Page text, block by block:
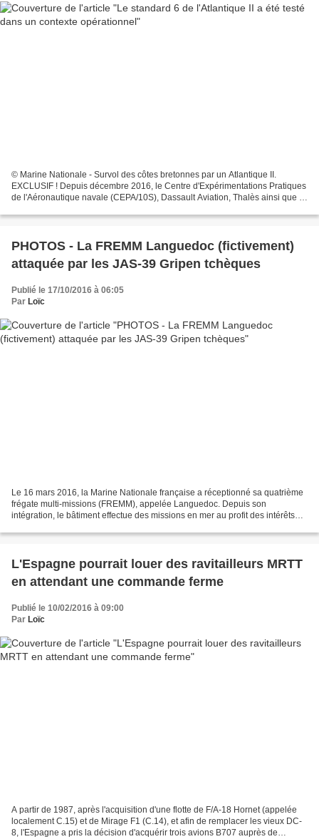
© Marine Nationale - Survol des côtes bretonnes par un Atlantique II.
EXCLUSIF ! Depuis décembre 2016, le Centre d'Expérimentations Pratiques
de l'Aéronautique navale (CEPA/10S), Dassault Aviation, Thalès ainsi que la
PHOTOS - La FREMM Languedoc (fictivement)
attaquée par les JAS-39 Gripen tchèques
Publié le 17/10/2016 à 06:05
Par Loïc
Le 16 mars 2016, la Marine Nationale française a réceptionné sa quatrième
frégate multi-missions (FREMM), appelée Languedoc. Depuis son
intégration, le bâtiment effectue des missions en mer au profit des intérêts
L'Espagne pourrait louer des ravitailleurs MRTT
en attendant une commande ferme
Publié le 10/02/2016 à 09:00
Par Loïc
A partir de 1987, après l'acquisition d'une flotte de F/A-18 Hornet (appelée
localement C.15) et de Mirage F1 (C.14), et afin de remplacer les vieux DC-
8, l'Espagne a pris la décision d'acquérir trois avions B707 auprès de